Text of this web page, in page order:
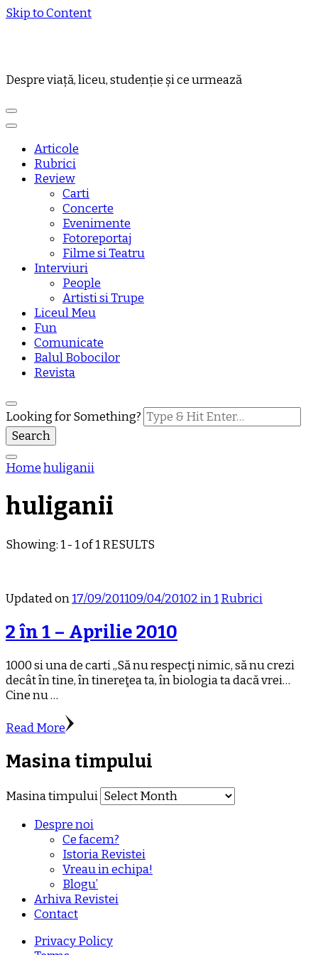
Skip to Content
Despre viață, liceu, studenție și ce urmează
Articole
Rubrici
Review
Carti
Concerte
Evenimente
Fotoreportaj
Filme si Teatru
Interviuri
People
Artisti si Trupe
Liceul Meu
Fun
Comunicate
Balul Bobocilor
Revista
Looking for Something?
Homehuliganii
huliganii
Showing: 1 - 1 of 1 RESULTS
Updated on17/09/201109/04/20102 in 1Rubrici
2 în 1 – Aprilie 2010
1000 si una de carti „Să nu respecţi nimic, să nu crezi
decât în tine, în tinereţea ta, în biologia ta dacă vrei…
Cine nu …
Read More
Masina timpului
Masina timpului
Despre noi
Ce facem?
Istoria Revistei
Vreau in echipa!
Blogu’
Arhiva Revistei
Contact
Privacy Policy